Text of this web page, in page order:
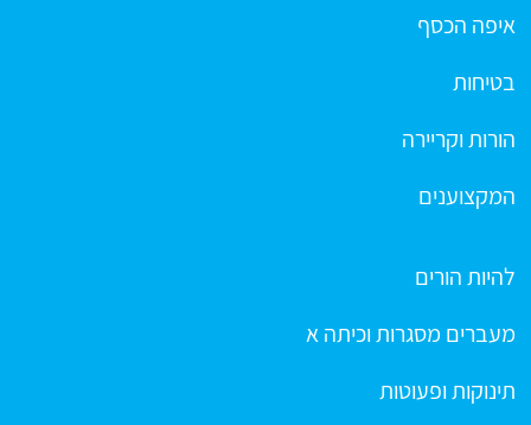
איפה הכסף
בטיחות
הורות וקריירה
המקצוענים
להיות הורים
מעברים מסגרות וכיתה א
תינוקות ופעוטות